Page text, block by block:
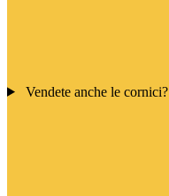
Vendete anche le cornici?